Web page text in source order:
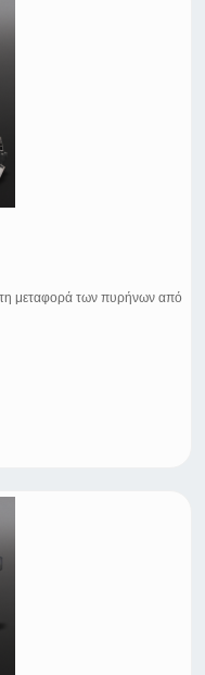
τη μεταφορά των πυρήνων από